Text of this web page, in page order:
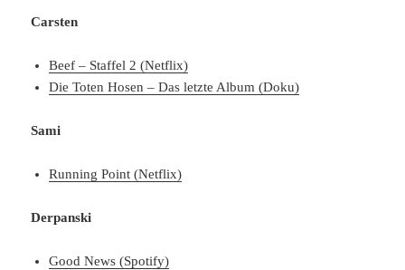
Carsten
Beef – Staffel 2 (Netflix)
Die Toten Hosen – Das letzte Album (Doku)
Sami
Running Point (Netflix)
Derpanski
Good News (Spotify)